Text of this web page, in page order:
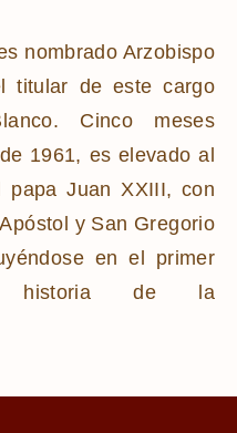
nombrado Arzobispo
titular de este cargo
Cinco meses
1961, es elevado al
papa Juan XXIII, con
y San Gregorio
en el primer
historia de la